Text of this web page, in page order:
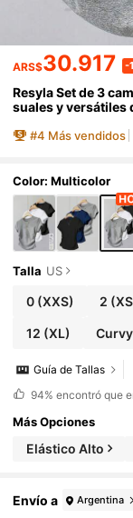
ARS$30.917 -
Resyla Set de 3
suales y versátiles
#4 Más vendidos
Color: Multicolor
Talla US
0(XXS) 2
12 (XL) Curvy
Guía de Tallas
94% encontró que
Más Opciones
Elástico Alto
Envío a Argentina